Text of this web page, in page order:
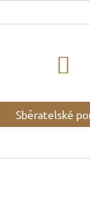
Sběratelské